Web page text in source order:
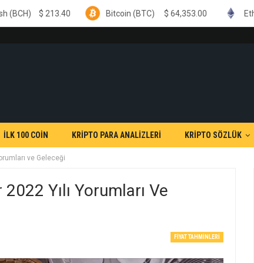
İLK 100 COİN KRİPTO PARA ANALİZLERİ KRİPTO SÖZLÜK
ve Geleceği
Yılı Yorumları Ve
FIYAT TAHMINLERI
Bitcoin (BTC) $ 64,353.00 Ethereum (ETH) $